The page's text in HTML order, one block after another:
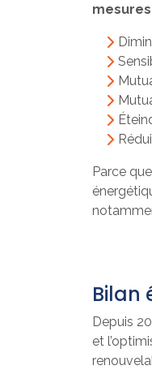
Parce
Bilan
Depuis
et